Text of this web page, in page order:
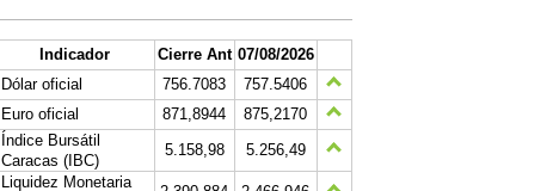
Indicador Cierre Ant 07/08/2026
Dólar oficial
756.7083
757.5406
Euro oficial
871,8944
875,2170
Índice Bursátil
Caracas (IBC)
5.158,98
5.256,49
Liquidez Monetaria